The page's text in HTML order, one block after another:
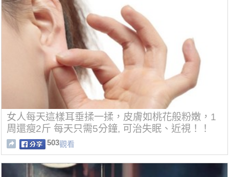
女人每天這樣耳垂揉一揉，皮膚如桃花般粉嫩，1
周還瘦2斤 每天只需5分鐘, 可治失眠、近視！！
503觀看